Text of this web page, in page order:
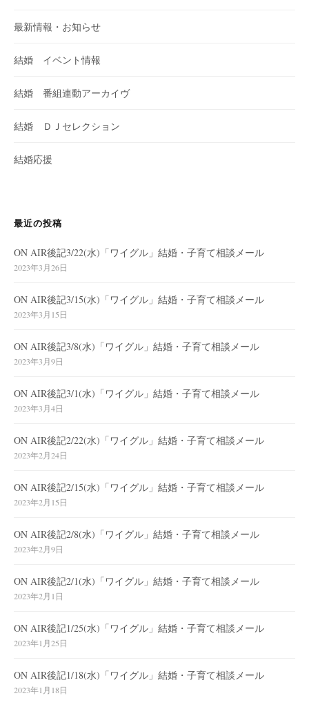
最新情報・お知らせ
結婚 イベント情報
結婚 番組連動アーカイヴ
結婚 ＤＪセレクション
結婚応援
最近の投稿
ON AIR後記3/22(水)「ワイグル」結婚・子育て相談メール
2023年3月26日
ON AIR後記3/15(水)「ワイグル」結婚・子育て相談メール
2023年3月15日
ON AIR後記3/8(水)「ワイグル」結婚・子育て相談メール
2023年3月9日
ON AIR後記3/1(水)「ワイグル」結婚・子育て相談メール
2023年3月4日
ON AIR後記2/22(水)「ワイグル」結婚・子育て相談メール
2023年2月24日
ON AIR後記2/15(水)「ワイグル」結婚・子育て相談メール
2023年2月15日
ON AIR後記2/8(水)「ワイグル」結婚・子育て相談メール
2023年2月9日
ON AIR後記2/1(水)「ワイグル」結婚・子育て相談メール
2023年2月1日
ON AIR後記1/25(水)「ワイグル」結婚・子育て相談メール
2023年1月25日
ON AIR後記1/18(水)「ワイグル」結婚・子育て相談メール
2023年1月18日